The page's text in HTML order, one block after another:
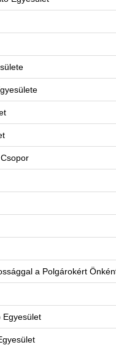
a Polgárokért
Egyesület